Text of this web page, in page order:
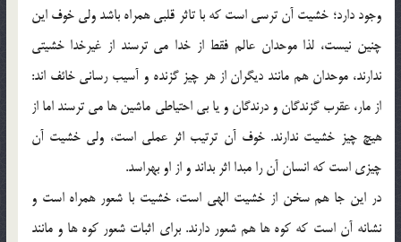
وجود دارد؛ خشیت آن ترسی است که با تاثر قلبی همراه باشد ولی خوف این
چنین نیست، لذا موحدان عالم فقط از خدا می ترسند از غیرخدا خشیتی
ندارند، موحدان هم مانند دیگران از هر چیز گزنده و آسیب رسانی خائف اند:
از مار، عقرب گزندگان و درندگان و یا بی احتیاطی ماشین ها می ترسند اما از
هیچ چیز خشیت ندارند. خوف آن ترتیب اثر عملی است، ولی خشیت آن
چیزی است که انسان آن را مبدا اثر بداند و از او بهراسد.
در این جا هم سخن از خشیت الهی است، خشیت با شعور همراه است و
نشانه آن است که کوه ها هم شعور دارند. برای اثبات شعور کوه ها و مانند